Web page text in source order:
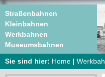
Straßenbahnen
Kleinbahnen
Werkbahnen
Museumsbahnen
Sie sind hier: Home |